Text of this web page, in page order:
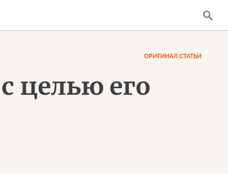
ОРИГИНАЛ СТАТЬИ
целью его